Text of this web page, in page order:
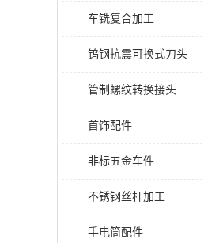
车铣复合加工
钨钢抗震可换式刀头
管制螺纹转换接头
首饰配件
非标五金车件
不锈钢丝杆加工
手电筒配件